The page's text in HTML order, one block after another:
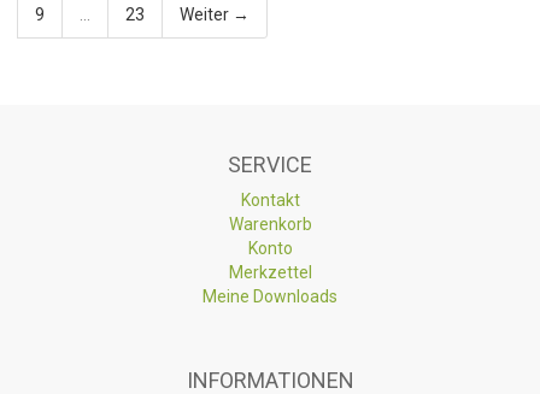
9 23 Weiter →
SERVICE
Kontakt
Warenkorb
Konto
Merkzettel
Meine Downloads
INFORMATIONEN